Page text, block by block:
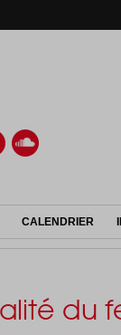
CALENDRIER
du